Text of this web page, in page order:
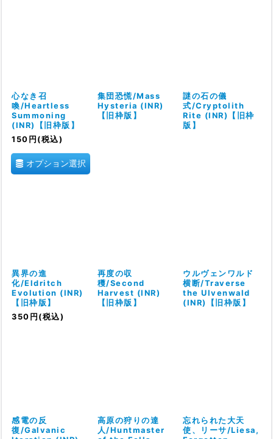
心なき召
喚/Heartless
Summoning
(INR)【旧枠版】
150 円 (税込)
オプション選択
集団恐慌/Mass
Hysteria (INR)
【旧枠版】
謎の石の儀
式/Cryptolith
Rite (INR)【旧枠
版】
異界の進
化/Eldritch
Evolution (INR)
【旧枠版】
350 円 (税込)
再度の収
穫/Second
Harvest (INR)
【旧枠版】
ウルヴェンワルド
横断/Traverse
the Ulvenwald
(INR)【旧枠版】
感電の反
復/Galvanic
高原の狩りの達
人/Huntmaster
忘れられた大天
使、リーサ/Liesa,